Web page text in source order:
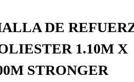
DE
1.10M X
STRONGER